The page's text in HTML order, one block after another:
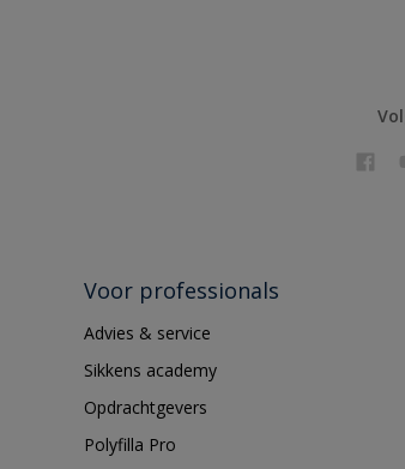
Voor professionals
Advies & service
Sikkens academy
Opdrachtgevers
Polyfilla Pro